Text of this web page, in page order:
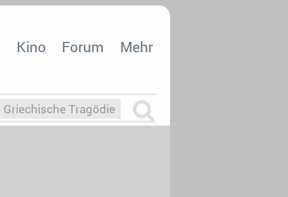
Kino Forum Mehr
Griechische Tragödie